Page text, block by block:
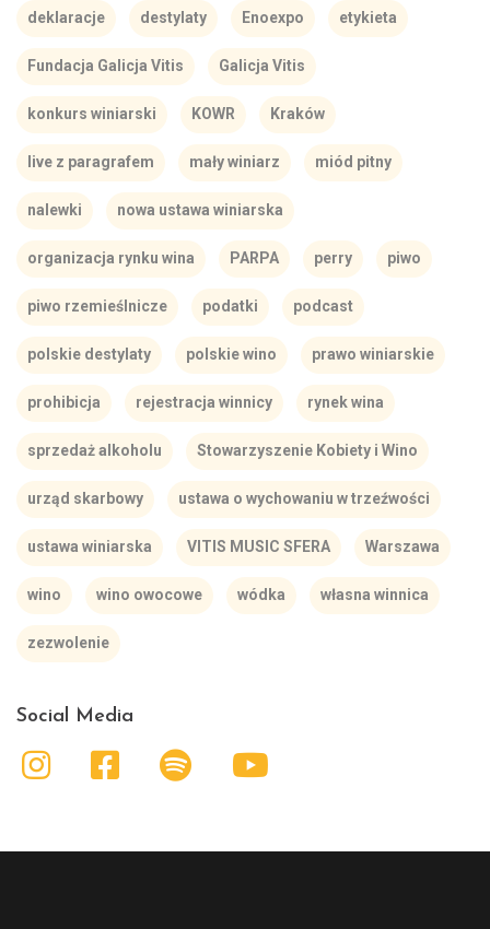
deklaracje destylaty Enoexpo etykieta
Fundacja Galicja Vitis Galicja Vitis
konkurs winiarski KOWR Kraków
live z paragrafem mały winiarz miód pitny
nalewki nowa ustawa winiarska
organizacja rynku wina PARPA perry piwo
piwo rzemieślnicze podatki podcast
polskie destylaty polskie wino prawo winiarskie
prohibicja rejestracja winnicy rynek wina
sprzedaż alkoholu Stowarzyszenie Kobiety i Wino
urząd skarbowy ustawa o wychowaniu w trzeźwości
ustawa winiarska VITIS MUSIC SFERA Warszawa
wino wino owocowe wódka własna winnica
zezwolenie
Social Media